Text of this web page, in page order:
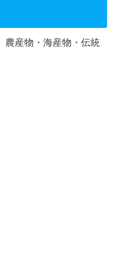
農産物・海産物・伝統